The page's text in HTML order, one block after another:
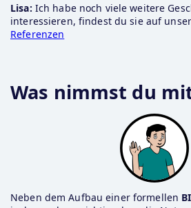
Lisa: Ich habe noch viele weitere
Referenzen
Was nimmst du
Neben dem Aufbau einer formellen